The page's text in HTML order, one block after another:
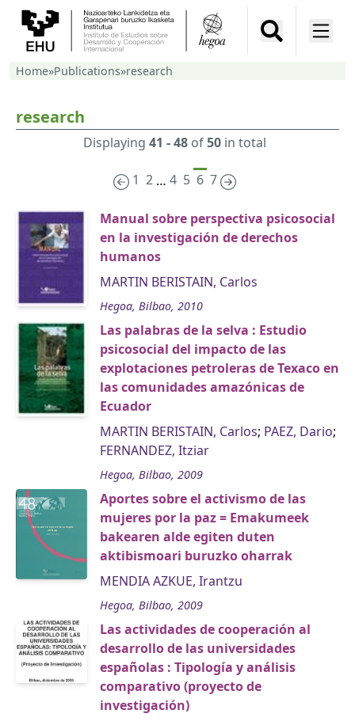
Home»Publications»research
research
Displaying 41 - 48of50in total
1 2 … 4 5 6 7
Manual sobre perspectiva psicosocial
en la investigación de derechos
humanos
MARTIN BERISTAIN, Carlos
Hegoa, Bilbao, 2010
Las palabras de la selva : Estudio
psicosocial del impacto de las
explotaciones petroleras de Texaco en
las comunidades amazónicas de
Ecuador
MARTIN BERISTAIN, Carlos; PAEZ, Dario;
FERNANDEZ, Itziar
Hegoa, Bilbao, 2009
Aportes sobre el activismo de las
mujeres por la paz = Emakumeek
bakearen alde egiten duten
aktibismoari buruzko oharrak
MENDIA AZKUE, Irantzu
Hegoa, Bilbao, 2009
Las actividades de cooperación al
desarrollo de las universidades
españolas : Tipología y análisis
comparativo (proyecto de
investigación)